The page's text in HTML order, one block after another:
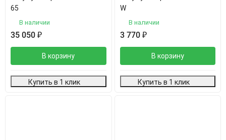
65
В наличии
35 050 ₽
В корзину
Купить в 1 клик
W
В наличии
3 770 ₽
В корзину
Купить в 1 клик